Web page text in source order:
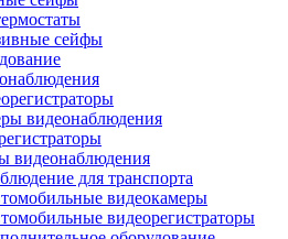
сейфы
видеонаблюдения
видеонаблюдения
для транспорта
видеокамеры
видеорегистраторы